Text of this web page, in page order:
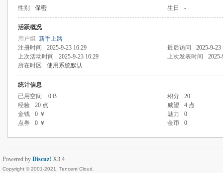
性别 保密 生日 -
活跃概况
用户组 新手上路
注册时间
2025-9-23 16:29 最后访问
2025-9-23
上次活动时间
2025-9-23 16:29 上次发表时间
所在时区
使用系统默认
统计信息
已用空间
0 B 积分
20
经验
20 点 威望
4 点
金钱
0 ￥ 魅力
0
点券
0 ￥ 金币 0
Powered by Discuz! X3.4
Copyright © 2001-2021, Tencent Cloud.